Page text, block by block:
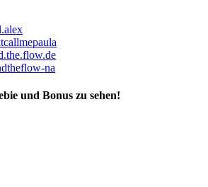
na
und Bonus zu sehen!